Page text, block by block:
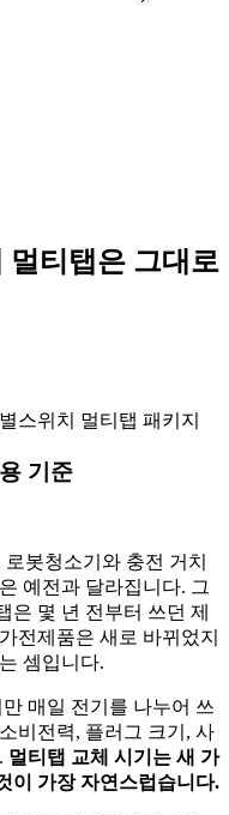
멀티탭은 그대로
기준
봇청소기와 충전 거치
예전과 달라집니다. 그
은 몇 년 전부터 쓰던 제
전제품은 새로 바뀌었지
셈입니다.
매일 전기를 나누어 쓰
비전력, 플러그 크기, 사
멀티탭 교체 시기는 새 가
이 가장 자연스럽습니다.